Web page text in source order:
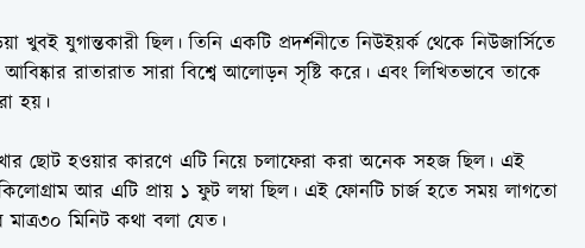
যুগান্তকারী ছিল। তিনি একটি প্রদর্শনীতে নিউইয়র্ক থেকে নিউজার্সিতে
রাতারাত সারা বিশ্বে আলোড়ন সৃষ্টি করে। এবং লিখিতভাবে তাকে
হয়।
ছোট হওয়ার কারণে এটি নিয়ে চলাফেরা করা অনেক সহজ ছিল। এই
আর এটি প্রায় ১ ফুট লম্বা ছিল। এই ফোনটি চার্জ হতে সময় লাগতো
মাত্র৩০ মিনিট কথা বলা যেত।